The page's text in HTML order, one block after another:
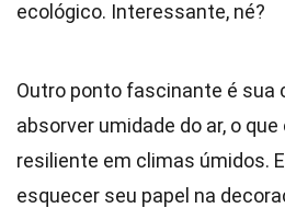
ecológico. Interessante, né?
Outro ponto fascinante é sua
absorver umidade do ar, o
resiliente em climas úmidos.
esquecer seu papel na